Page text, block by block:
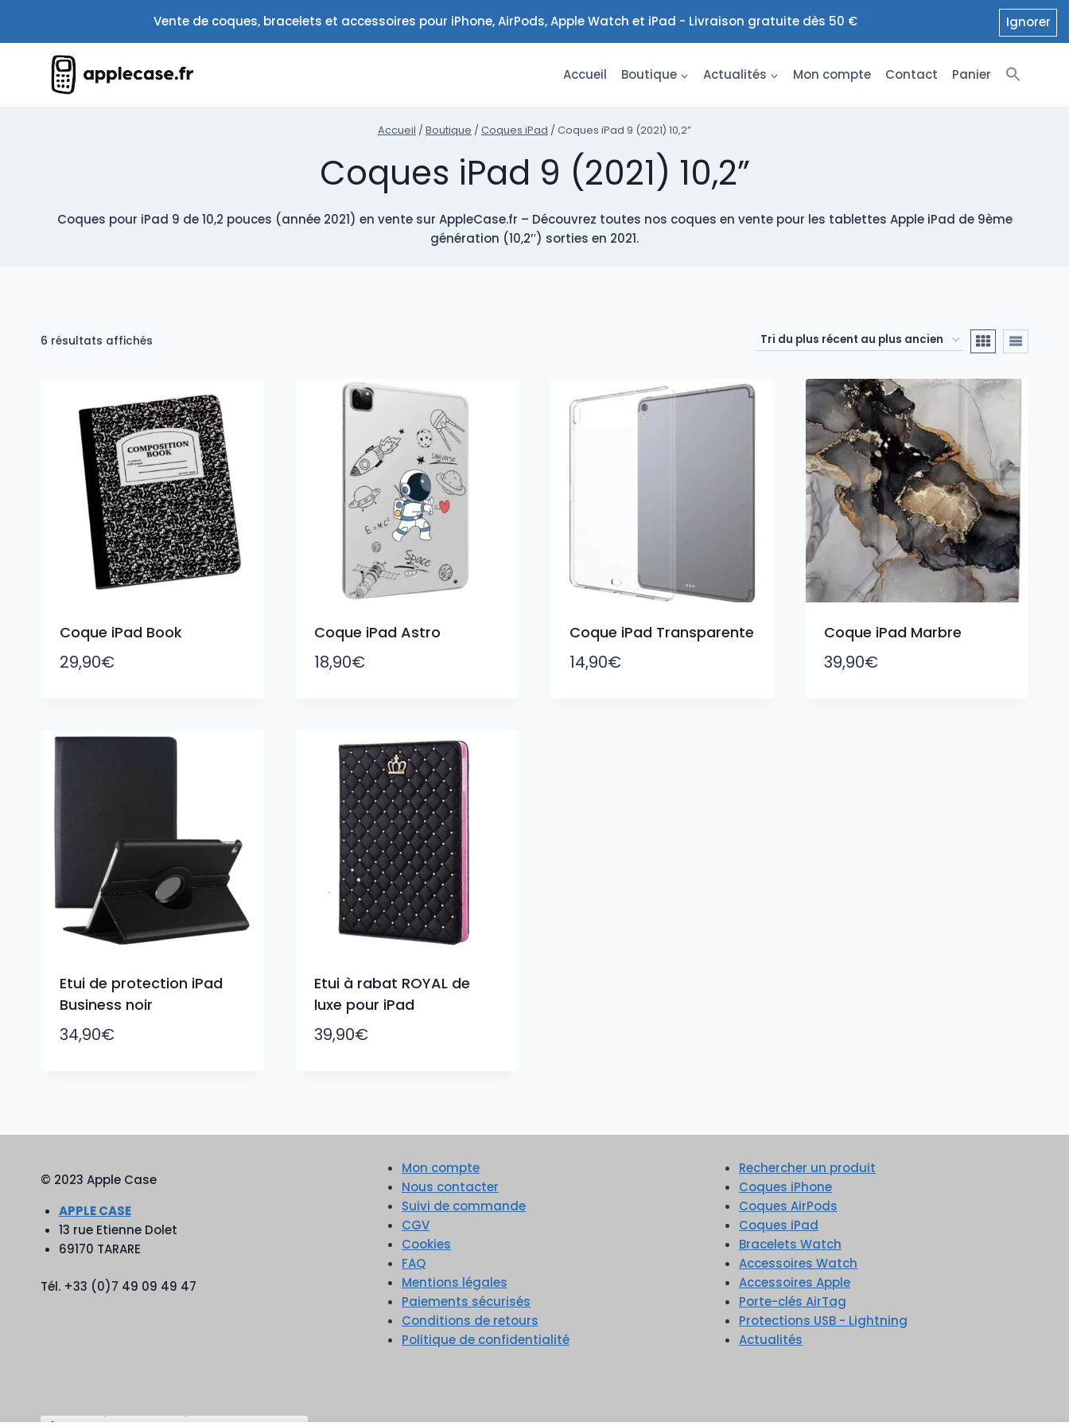
contenu
Vente de coques, bracelets et accessoires pour iPhone, AirPods, Apple Watch et iPad - Livraison gratuite dès 50 € Ignorer
Accueil Boutique Actualités Mon compte Contact Panier
Accueil / Boutique / Coques iPad / Coques iPad 9 (2021) 10,2”
Coques iPad 9 (2021) 10,2”
Coques pour iPad 9 de 10,2 pouces (année 2021) en vente sur AppleCase.fr – Découvrez toutes nos coques en vente pour les tablettes Apple iPad de 9ème
génération (10,2’′) sorties en 2021.
6 résultats affichés
récent
au
plus
ancien
Coque iPad Book
29,90€
Coque iPad Astro
18,90€
Coque iPad Transparente
14,90€
Coque iPad Marbre
39,90€
Etui de protection iPad
Business noir
34,90€
Etui à rabat ROYAL de
luxe pour iPad
39,90€
© 2023 Apple Case
APPLE CASE
13 rue Etienne Dolet
69170 TARARE
Tél. +33 (0)7 49 09 49 47
Mon compte
Nous contacter
Suivi de commande
CGV
Cookies
FAQ
Mentions légales
Paiements sécurisés
Conditions de retours
Politique de confidentialité
Rechercher un produit
Coques iPhone
Coques AirPods
Coques iPad
Bracelets Watch
Accessoires Watch
Accessoires Apple
Porte-clés AirTag
Protections USB - Lightning
Actualités